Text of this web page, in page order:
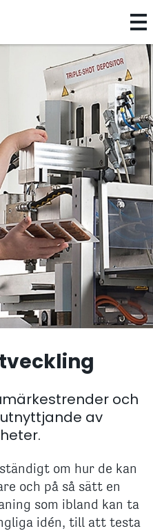
och
av
om hur de kan
och på så sätt en
som ibland kan ta
idén, till att testa